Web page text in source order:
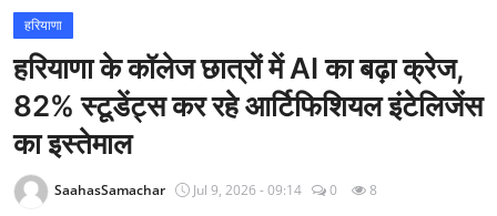
राज्य
अंतराष्ट्रीय
खेल
हरियाणा
हरियाणा के कॉलेज छात्रों में AI का बढ़ा क्रेज,
82% स्टूडेंट्स कर रहे आर्टिफिशियल इंटेलिजेंस
का इस्तेमाल
SaahasSamachar Jul 9, 2026 - 09:14 0 8